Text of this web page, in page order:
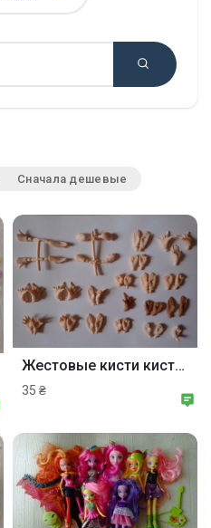
Сначала дешевые
Жестовые кисти кисть куклы Блайз blythe tbl.
35 ₴